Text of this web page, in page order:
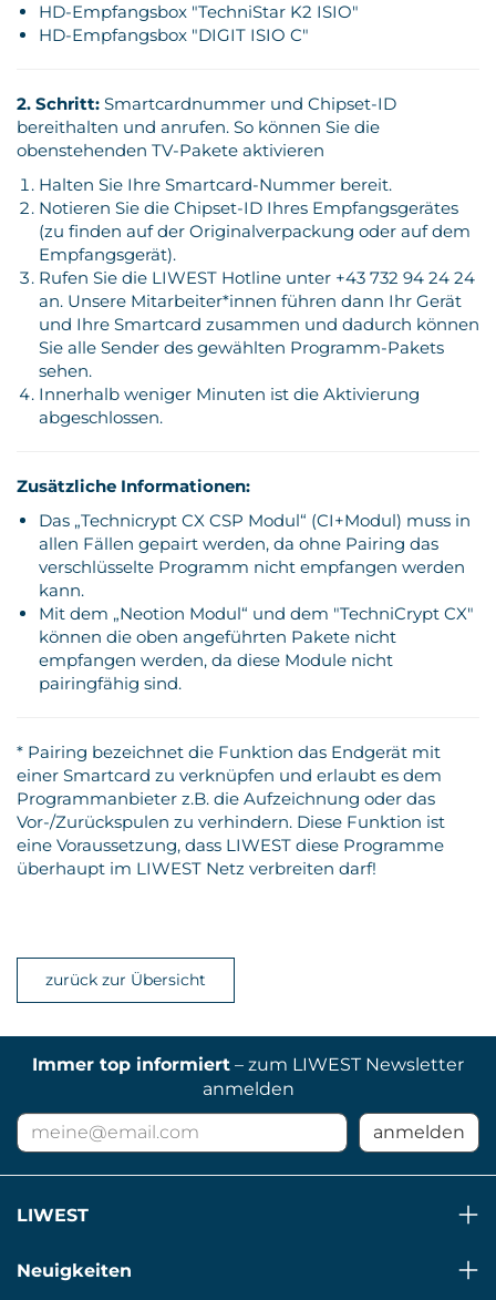
HD-Empfangsbox "TechniStar K2 ISIO"
HD-Empfangsbox "DIGIT ISIO C"
2. Schritt: Smartcardnummer und Chipset-ID
bereithalten und anrufen. So können Sie die
obenstehenden TV-Pakete aktivieren
Halten Sie Ihre Smartcard-Nummer bereit.
Notieren Sie die Chipset-ID Ihres Empfangsgerätes
(zu finden auf der Originalverpackung oder auf dem
Empfangsgerät).
Rufen Sie die LIWEST Hotline unter +43 732 94 24 24
an. Unsere Mitarbeiter*innen führen dann Ihr Gerät
und Ihre Smartcard zusammen und dadurch können
Sie alle Sender des gewählten Programm-Pakets
sehen.
Innerhalb weniger Minuten ist die Aktivierung
abgeschlossen.
Zusätzliche Informationen:
Das „Technicrypt CX CSP Modul“ (CI+Modul) muss in
allen Fällen gepairt werden, da ohne Pairing das
verschlüsselte Programm nicht empfangen werden
kann.
Mit dem „Neotion Modul“ und dem "TechniCrypt CX"
können die oben angeführten Pakete nicht
empfangen werden, da diese Module nicht
pairingfähig sind.
* Pairing bezeichnet die Funktion das Endgerät mit
einer Smartcard zu verknüpfen und erlaubt es dem
Programmanbieter z.B. die Aufzeichnung oder das
Vor-/Zurückspulen zu verhindern. Diese Funktion ist
eine Voraussetzung, dass LIWEST diese Programme
überhaupt im LIWEST Netz verbreiten darf!
zurück zur Übersicht
Immer top informiert – zum LIWEST Newsletter
anmelden
Mail
Adresse
anmelden
LIWEST
Neuigkeiten